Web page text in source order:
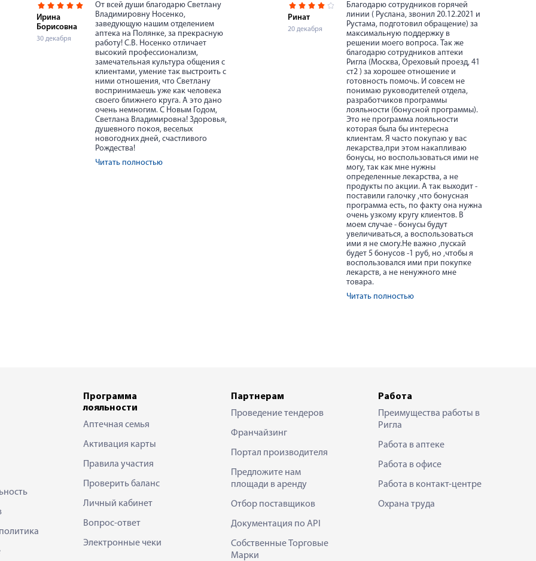
Ирина
Борисовна
30 декабря
От всей души благодарю Светлану
Владимировну Носенко,
заведующую нашим отделением
аптека на Полянке, за прекрасную
работу! С.В. Носенко отличает
высокий профессионализм,
замечательная культура общения с
клиентами, умение так выстроить с
ними отношения, что Светлану
воспринимаешь уже как человека
своего ближнего круга. А это дано
очень немногим. С Новым Годом,
Светлана Владимировна! Здоровья,
душевного покоя, веселых
новогодних дней, счастливого
Рождества!
Читать полностью
Ринат
20 декабря
Благодарю сотрудников горячей
линии ( Руслана, звонил 20.12.2021 и
Рустама, подготовил обращение) за
максимальную поддержку в
решении моего вопроса. Так же
благодарю сотрудников аптеки
Ригла (Москва, Ореховый проезд, 41
ст2 ) за хорошее отношение и
готовность помочь. И совсем не
понимаю руководителей отдела,
разработчиков программы
лояльности (бонусной программы).
Это не программа лояльности
которая была бы интересна
клиентам. Я часто покупаю у вас
лекарства,при этом накапливаю
бонусы, но воспользоваться ими не
могу, так как мне нужны
определенные лекарства, а не
продукты по акции. А так выходит -
поставили галочку ,что бонусная
программа есть, по факту она нужна
очень узкому кругу клиентов. В
моем случае - бонусы будут
увеличиваться, а воспользоваться
ими я не смогу.Не важно ,пускай
будет 5 бонусов -1 руб, но ,чтобы я
воспользовался ими при покупке
лекарств, а не ненужного мне
товара.
Читать полностью
Программа
лояльности
Аптечная семья
Активация карты
Правила участия
Проверить баланс
Личный кабинет
Вопрос-ответ
Электронные чеки
Партнерам
Проведение тендеров
Франчайзинг
Портал производителя
Предложите нам
площади в аренду
Отбор поставщиков
Документация по API
Собственные Торговые
Марки
Работа
Преимущества работы в
Ригла
Работа в аптеке
Работа в офисе
Работа в контакт-центре
Охрана труда